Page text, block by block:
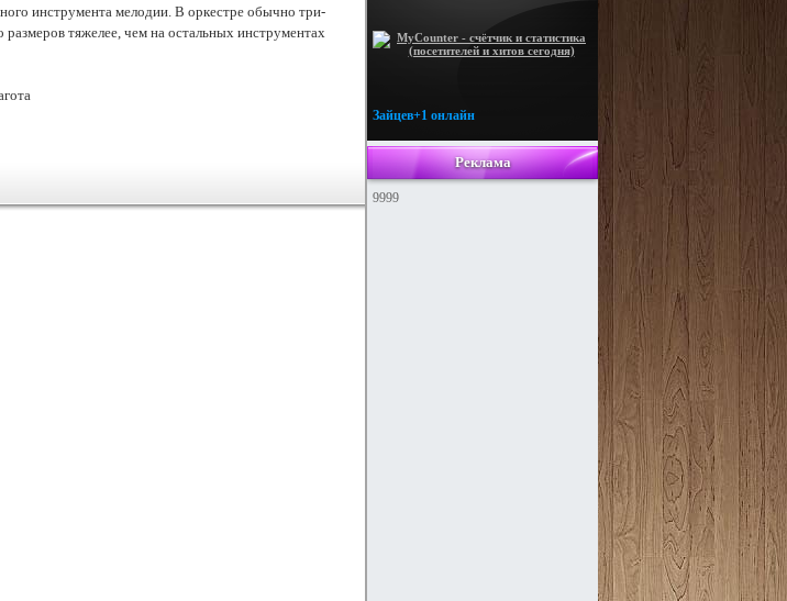
Зайцев+1 онлайн
Реклама
9999
инструмента мелодии. В оркестре обычно три-
размеров тяжелее, чем на остальных инструментах